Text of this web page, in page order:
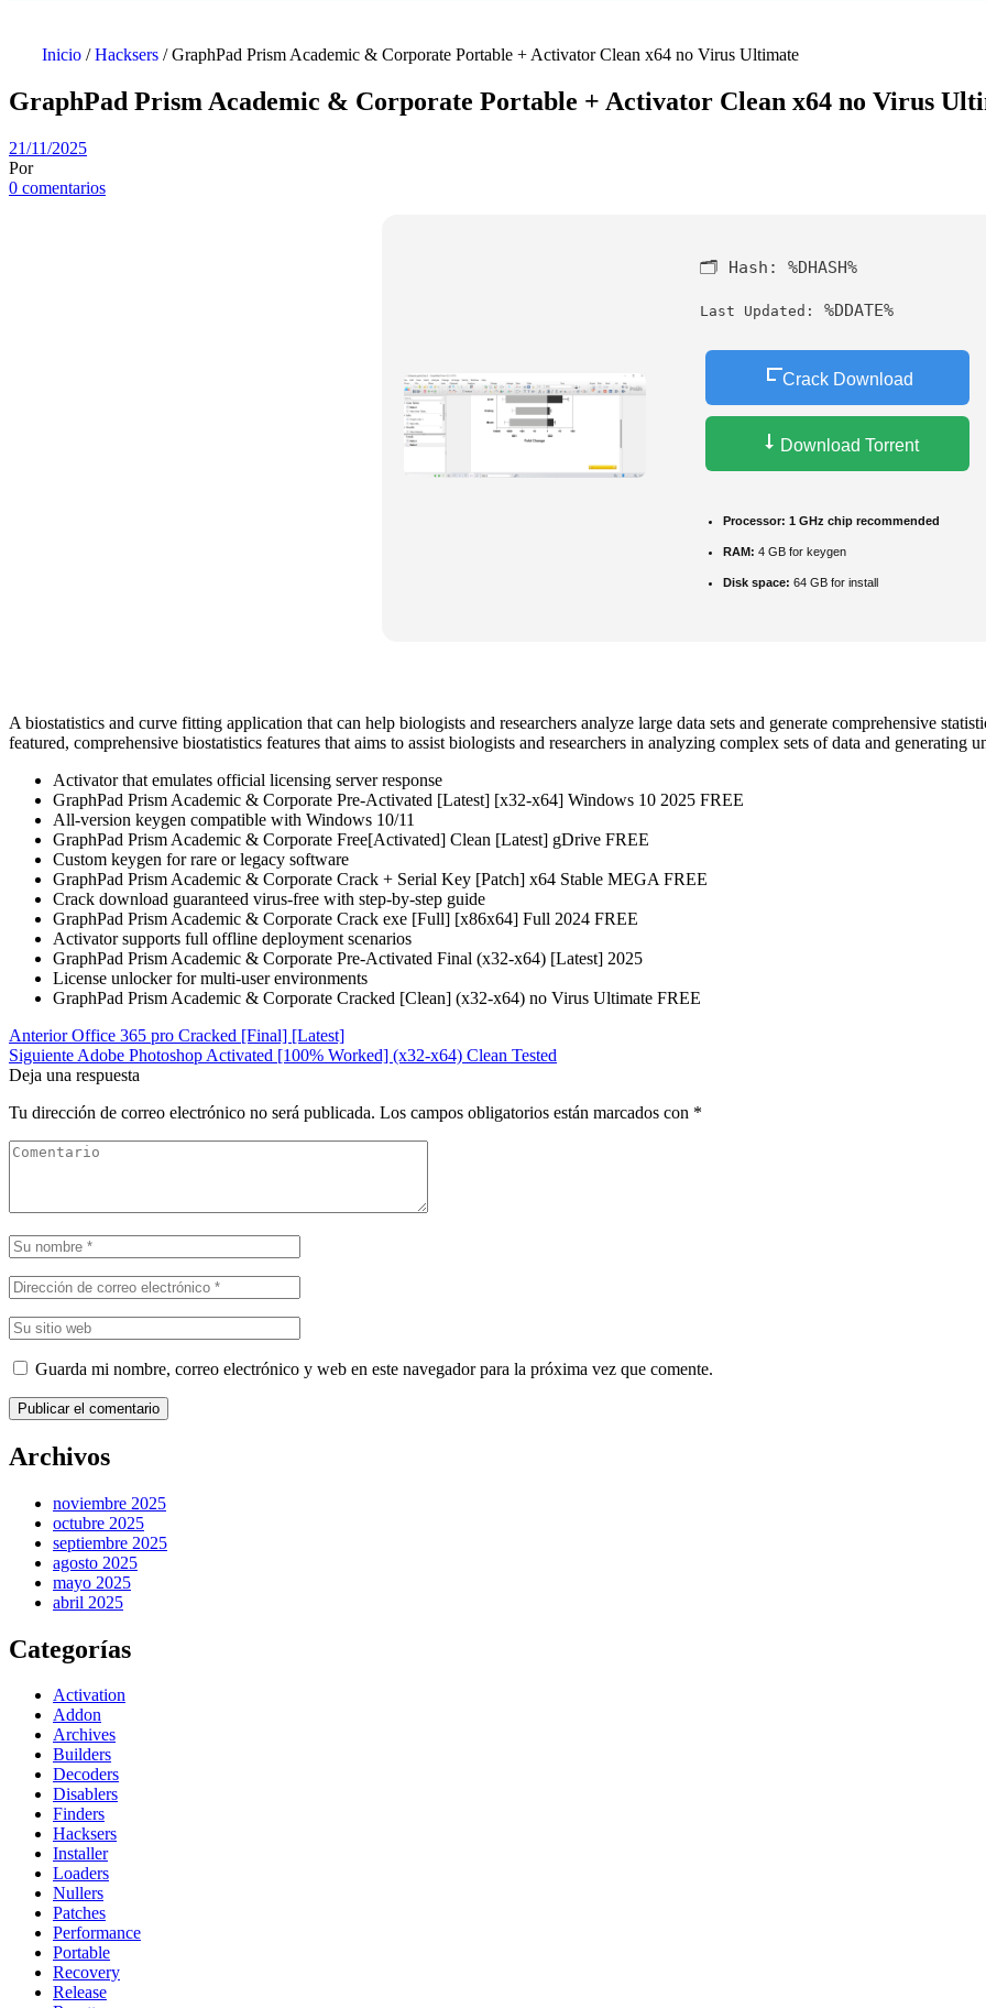
Inicio /Hacksers / GraphPad Prism Academic & Corporate Portable + Activator Clean x64 no Virus Ultimate
GraphPad Prism Academic & Corporate Portable + Activator Clean x64 no Virus
21/11/2025
Por
0 comentarios
🗂 Hash: %DHASH%
Last Updated: %DDATE%
Crack Download
Download Torrent
Processor: 1 GHz chip recommended
RAM: 4 GB for keygen
Disk space: 64 GB for install
A biostatistics and curve fitting application that can help biologists and researchers analyze large data sets and generate comprehensive
featured, comprehensive biostatistics features that aims to assist biologists and researchers in analyzing complex sets of data and generating
Activator that emulates official licensing server response
GraphPad Prism Academic & Corporate Pre-Activated [Latest] [x32-x64] Windows 10 2025 FREE
All-version keygen compatible with Windows 10/11
GraphPad Prism Academic & Corporate Free[Activated] Clean [Latest] gDrive FREE
Custom keygen for rare or legacy software
GraphPad Prism Academic & Corporate Crack + Serial Key [Patch] x64 Stable MEGA FREE
Crack download guaranteed virus-free with step-by-step guide
GraphPad Prism Academic & Corporate Crack exe [Full] [x86x64] Full 2024 FREE
Activator supports full offline deployment scenarios
GraphPad Prism Academic & Corporate Pre-Activated Final (x32-x64) [Latest] 2025
License unlocker for multi-user environments
GraphPad Prism Academic & Corporate Cracked [Clean] (x32-x64) no Virus Ultimate FREE
AnteriorOffice 365 pro Cracked [Final] [Latest]
Siguiente Adobe Photoshop Activated [100% Worked] (x32-x64) Clean Tested
Deja una respuesta
Tu dirección de correo electrónico no será publicada. Los campos obligatorios están marcados con *
Guarda mi nombre, correo electrónico y web en este navegador para la próxima vez que comente.
Publicar el comentario
Archivos
noviembre 2025
octubre 2025
septiembre 2025
agosto 2025
mayo 2025
abril 2025
Categorías
Activation
Addon
Archives
Builders
Decoders
Disablers
Finders
Hacksers
Installer
Loaders
Nullers
Patches
Performance
Portable
Recovery
Release